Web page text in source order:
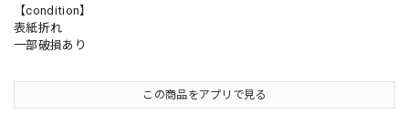
【condition】
表紙折れ
一部破損あり
この商品をアプリで見る